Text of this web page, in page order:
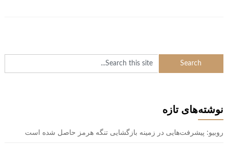
نوشته‌های تازه
روبیو: پیشرفت‌هایی در زمینه بازگشایی تنگه هرمز حاصل شده است